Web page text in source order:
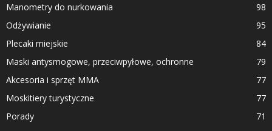
Manometry do nurkowania
98
Odżywianie
95
Plecaki miejskie
84
Maski antysmogowe, przeciwpyłowe, ochronne
79
Akcesoria i sprzęt MMA
77
Moskitiery turystyczne
77
Porady
71